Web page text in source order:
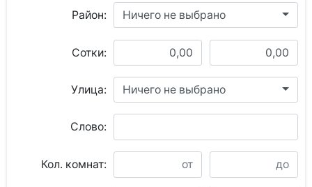
Район: Ничего не выбрано
Сотки:
Улица: Ничего не выбрано
Слово:
Кол. комнат: